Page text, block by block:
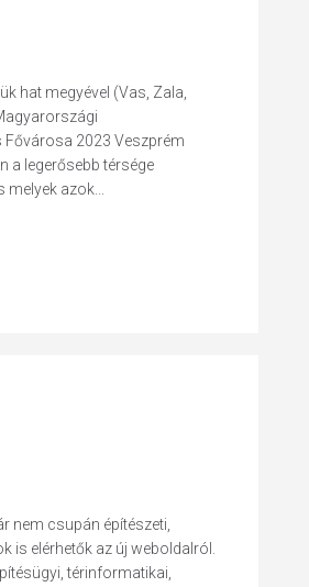
hat megyével (Vas, Zala,
Fővárosa 2023 Veszprém
a legerősebb térsége
azok...
nem csupán építészeti,
elérhetők az új weboldalról.
térinformatikai,